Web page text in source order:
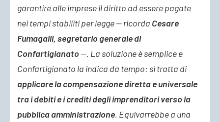
garantire alle imprese il diritto ad essere pagate
nei tempi stabiliti per legge — ricorda Cesare
Fumagalli, segretario generale di
Confartigianato—. La soluzione è semplice e
Confartigianato la indica da tempo: si tratta di
applicare la compensazione diretta e universale
tra i debiti e i crediti degli imprenditori verso la
pubblica amministrazione. Equivarrebbe a una